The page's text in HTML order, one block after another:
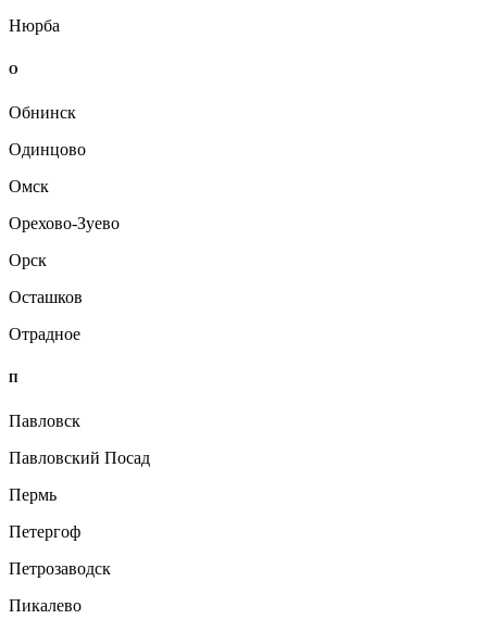
Нюрба
О
Обнинск
Одинцово
Омск
Орехово-Зуево
Орск
Осташков
Отрадное
П
Павловск
Павловский Посад
Пермь
Петергоф
Петрозаводск
Пикалево